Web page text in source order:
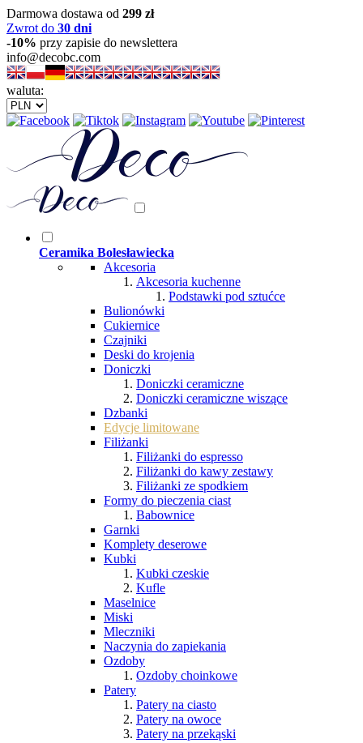
Darmowa dostawa od 299 zł
Zwrot do 30 dni
-10% przy zapisie do newslettera
info@decobc.com
waluta:
Ceramika Bolesławiecka
Akcesoria
Akcesoria kuchenne
Podstawki pod sztućce
Bulionówki
Cukiernice
Czajniki
Deski do krojenia
Doniczki
Doniczki ceramiczne
Doniczki ceramiczne wiszące
Dzbanki
Edycje limitowane
Filiżanki
Filiżanki do espresso
Filiżanki do kawy zestawy
Filiżanki ze spodkiem
Formy do pieczenia ciast
Babownice
Garnki
Komplety deserowe
Kubki
Kubki czeskie
Kufle
Maselnice
Miski
Mleczniki
Naczynia do zapiekania
Ozdoby
Ozdoby choinkowe
Patery
Patery na ciasto
Patery na owoce
Patery na przekąski